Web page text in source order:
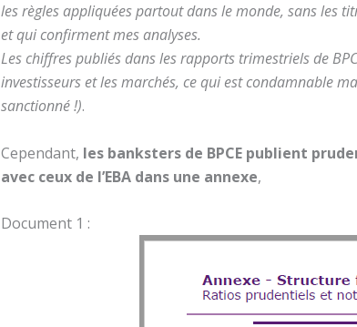
les règles appliquées partout dans le monde, sans les
et qui confirment mes analyses.
Les chiffres publiés dans les rapports trimestriels de
investisseurs et les marchés, ce qui est condamnable
sanctionné !).
Cependant, les banksters de BPCE publient
avec ceux de l’EBA dans une annexe,
Document 1 :